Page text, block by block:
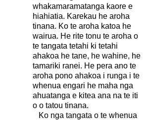
whakamaramatanga kaore e
hiahiatia. Karekau he aroha
tinana. Ko te aroha katoa he
wairua. He rite tonu te aroha o
te tangata tetahi ki tetahi
ahakoa he tane, he wahine, he
tamariki ranei. He pera ano te
aroha pono ahakoa i runga i te
whenua engari he maha nga
ahuatanga e kitea ana na te iti
o o tatou tinana.
Ko nga tangata o te whenua